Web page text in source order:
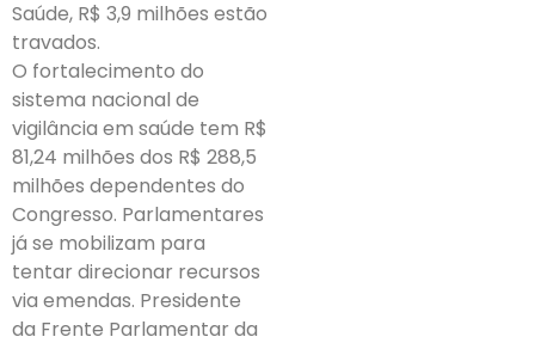
Saúde, R$ 3,9 milhões estão
travados.
O fortalecimento do
sistema nacional de
vigilância em saúde tem R$
81,24 milhões dos R$ 288,5
milhões dependentes do
Congresso. Parlamentares
já se mobilizam para
tentar direcionar recursos
via emendas. Presidente
da Frente Parlamentar da